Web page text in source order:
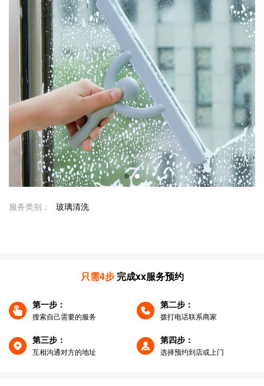
服务类别：
玻璃清洗
只需4步 完成xx服务预约
第一步：
搜索自己需要的服务
第二步：
拨打电话联系商家
第三步：
互相沟通对方的地址
第四步：
选择预约到店或上门